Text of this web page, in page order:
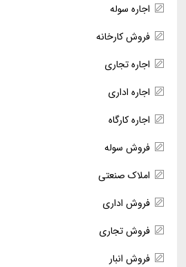
اجاره سوله
فروش کارخانه
اجاره تجاری
اجاره اداری
اجاره کارگاه
فروش سوله
املاک صنعتی
فروش اداری
فروش تجاری
فروش انبار